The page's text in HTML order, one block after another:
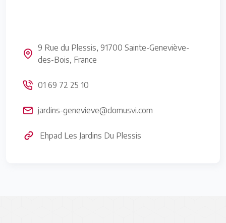
9 Rue du Plessis, 91700 Sainte-Geneviève-
des-Bois, France
01 69 72 25 10
jardins-genevieve@domusvi.com
Ehpad Les Jardins Du Plessis